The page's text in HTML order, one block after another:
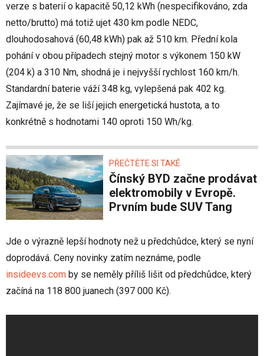
verze s baterií o kapacitě 50,12 kWh (nespecifikováno, zda
netto/brutto) má totiž ujet 430 km podle NEDC,
dlouhodosahová (60,48 kWh) pak až 510 km. Přední kola
pohání v obou případech stejný motor s výkonem 150 kW
(204 k) a 310 Nm, shodná je i nejvyšší rychlost 160 km/h.
Standardní baterie váží 348 kg, vylepšená pak 402 kg.
Zajímavé je, že se liší jejich energetická hustota, a to
konkrétně s hodnotami 140 oproti 150 Wh/kg.
PŘEČTĚTE SI TAKÉ
Čínský BYD začne prodávat
elektromobily v Evropě.
Prvním bude SUV Tang
Jde o výrazně lepší hodnoty než u předchůdce, který se nyní
doprodává. Ceny novinky zatím neznáme, podle
insideevs.com by se neměly příliš lišit od předchůdce, který
začíná na 118 800 juanech (397 000 Kč).